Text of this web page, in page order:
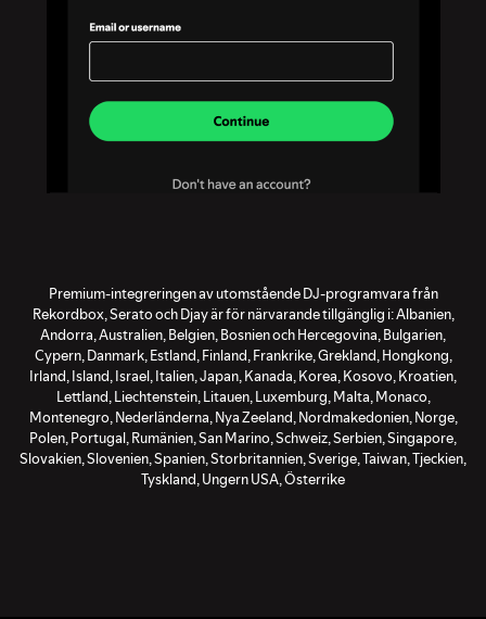
Premium-integreringen av utomstående DJ-programvara från
Rekordbox, Serato och Djay är för närvarande tillgänglig i: Albanien,
Andorra, Australien, Belgien, Bosnien och Hercegovina, Bulgarien,
Cypern, Danmark, Estland, Finland, Frankrike, Grekland, Hongkong,
Irland, Island, Israel, Italien, Japan, Kanada, Korea, Kosovo, Kroatien,
Lettland, Liechtenstein, Litauen, Luxemburg, Malta, Monaco,
Montenegro, Nederländerna, Nya Zeeland, Nordmakedonien, Norge,
Polen, Portugal, Rumänien, San Marino, Schweiz, Serbien, Singapore,
Slovakien, Slovenien, Spanien, Storbritannien, Sverige, Taiwan, Tjeckien,
Tyskland, Ungern USA, Österrike